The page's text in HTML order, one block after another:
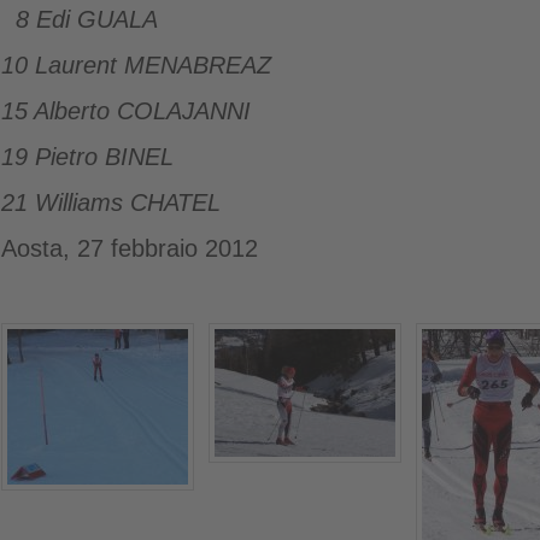
8 Edi GUALA
10 Laurent MENABREAZ
15 Alberto COLAJANNI
19 Pietro BINEL
21 Williams CHATEL
Aosta, 27 febbraio 2012